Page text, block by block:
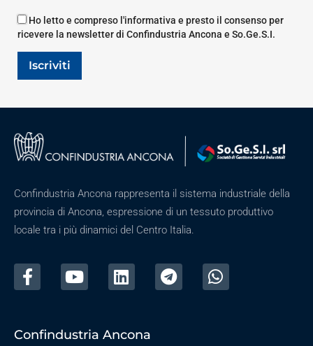
Ho letto e compreso l'informativa e presto il consenso per
ricevere la newsletter di Confindustria Ancona e So.Ge.S.I.
Iscriviti
Confindustria Ancona rappresenta il sistema industriale della
provincia di Ancona, espressione di un tessuto produttivo
locale tra i più dinamici del Centro Italia.
Confindustria Ancona